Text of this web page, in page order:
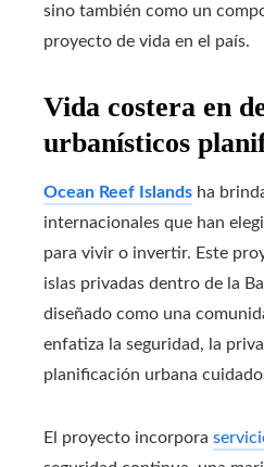
sino también como un
proyecto de vida en el país.
Vida costera en
urbanísticos
Ocean Reef Islands ha
internacionales que han
para vivir o invertir. Este
islas privadas dentro de la
diseñado como una
enfatiza la seguridad, la
planificación urbana
El proyecto incorpora